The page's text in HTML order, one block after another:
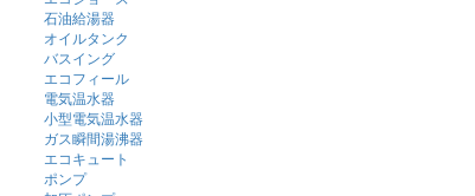
石油給湯器
オイルタンク
バスイング
エコフィール
電気温水器
小型電気温水器
ガス瞬間湯沸器
エコキュート
ポンプ